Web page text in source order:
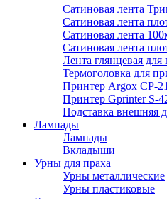
Сатиновая лента
Сатиновая лента
Сатиновая лента
Сатиновая лента
Лента глянцевая
Термоголовка для
Принтер Argox CP-
Принтер Gprinter
Подставка внешняя
Лампады
Лампады
Вкладыши
Урны для праха
Урны металлические
Урны пластиковые